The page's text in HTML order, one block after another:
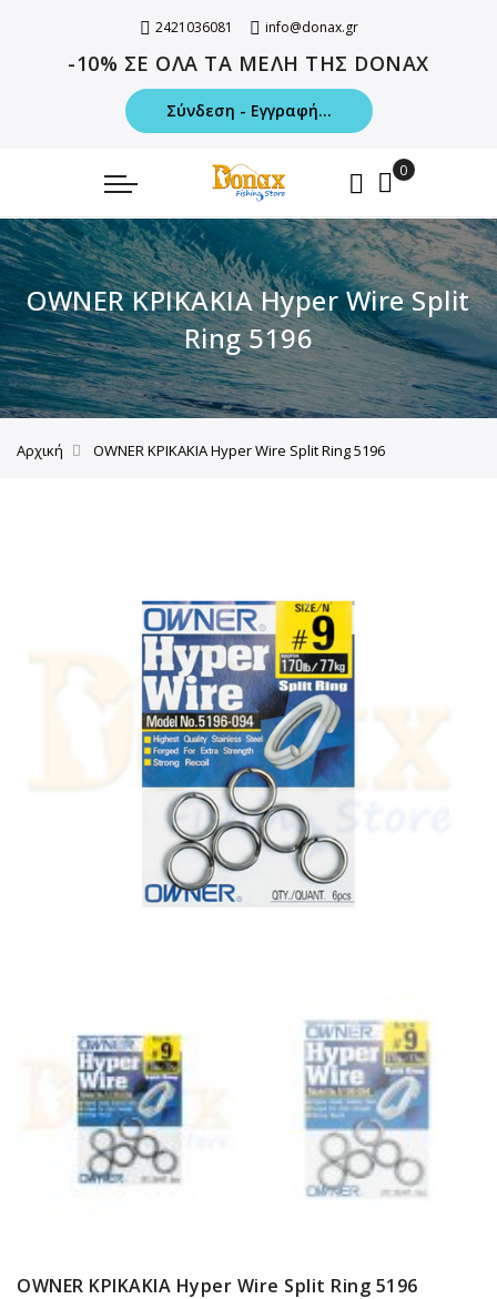
2421036081 info@donax.gr
-10% ΣΕ ΟΛΑ ΤΑ ΜΕΛΗ ΤΗΣ DONAX
Σύνδεση - Εγγραφή...
OWNER ΚΡΙΚΑΚΙΑ Hyper Wire Split
Ring 5196
Αρχική OWNER ΚΡΙΚΑΚΙΑ Hyper Wire Split Ring 5196
OWNER ΚΡΙΚΑΚΙΑ Hyper Wire Split Ring 5196